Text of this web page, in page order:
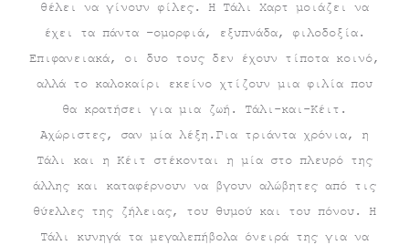
θέλει να γίνουν φίλες. Η Τάλι Χαρτ μοιάζει να
έχει τα πάντα –ομορφιά, εξυπνάδα, φιλοδοξία.
Επιφανειακά, οι δυο τους δεν έχουν τίποτα κοινό,
αλλά το καλοκαίρι εκείνο χτίζουν μια φιλία που
θα κρατήσει για μια ζωή. Τάλι-και-Κέιτ.
Αχώριστες, σαν μία λέξη.Για τριάντα χρόνια, η
Τάλι και η Κέιτ στέκονται η μία στο πλευρό της
άλλης και καταφέρνουν να βγουν αλώβητες από τις
θύελλες της ζήλειας, του θυμού και του πόνου. Η
Τάλι κυνηγά τα μεγαλεπήβολα όνειρά της για να
€17.70.
είναι:
€15.90.